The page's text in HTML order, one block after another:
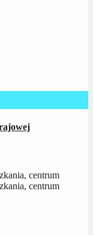
centrum
centrum